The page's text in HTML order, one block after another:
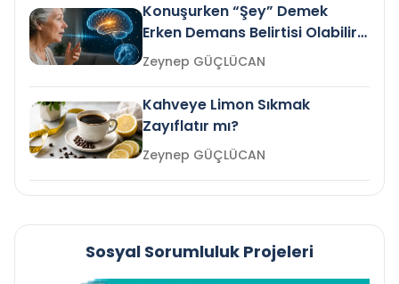
Konuşurken “Şey” Demek
Erken Demans Belirtisi Olabilir
mi?
Zeynep GÜÇLÜCAN
Kahveye Limon Sıkmak
Zayıflatır mı?
Zeynep GÜÇLÜCAN
Sosyal Sorumluluk Projeleri